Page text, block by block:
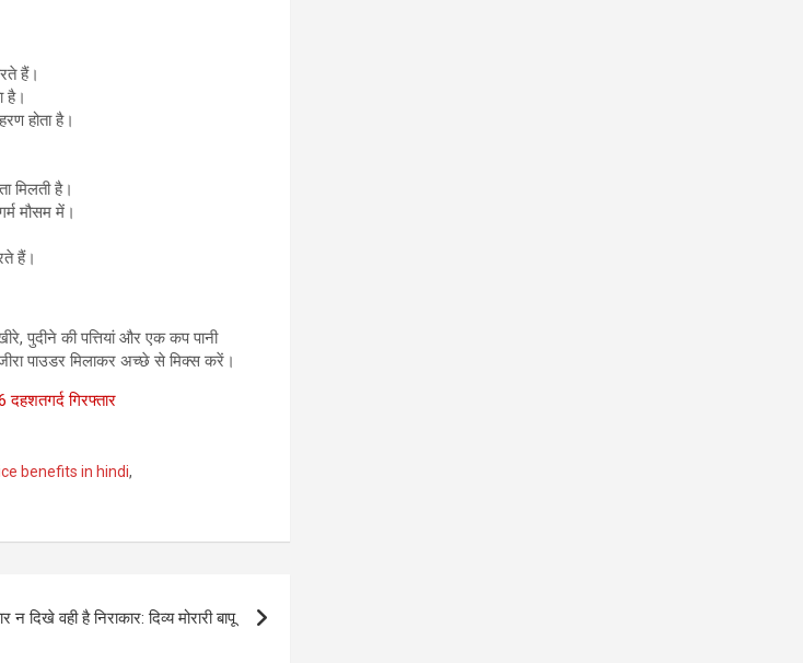
हैं।
है।
होता है।
मिलती है।
मौसम में।
हैं।
की पत्तियां और एक कप पानी
पाउडर मिलाकर अच्छे से मिक्स करें।
गिरफ्तार
benefits in hindi,
दिखे वही है निराकार: दिव्य मोरारी बापू